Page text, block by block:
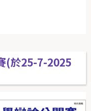
(於25-7-2025